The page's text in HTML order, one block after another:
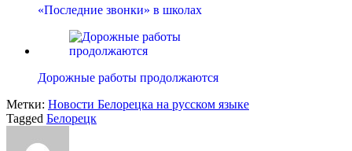
«Последние звонки» в школах
Дорожные работы продолжаются
Метки: Новости Белорецка на русском языке
Tagged Белорецк